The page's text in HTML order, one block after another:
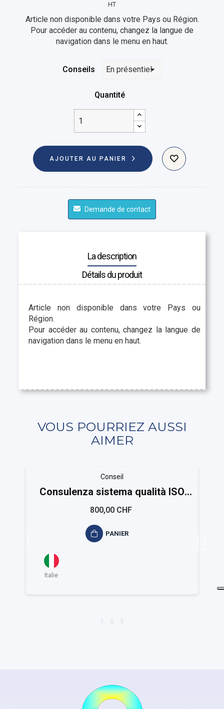
HT
Article non disponible dans votre Pays ou Région.
Pour accéder au contenu, changez la langue de
navigation dans le menu en haut.
Conseils
Quantité
AJOUTER AU PANIER
Demande de contact
La description
Détails du produit
Article non disponible dans votre Pays ou
Région.
Pour accéder au contenu, changez la langue de
navigation dans le menu en haut.
VOUS POURRIEZ AUSSI
AIMER
Conseil
Consulenza sistema qualità ISO
9001
800,00 CHF
PANIER
Italie